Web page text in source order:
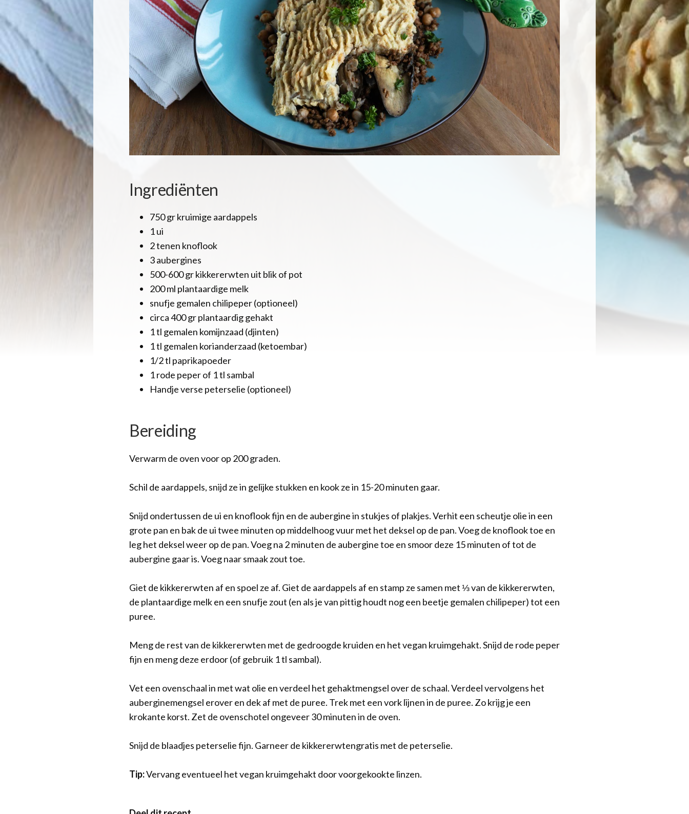
Ingrediënten
750 gr kruimige aardappels
1 ui
2 tenen knoflook
3 aubergines
500-600 gr kikkererwten uit blik of pot
200 ml plantaardige melk
snufje gemalen chilipeper (optioneel)
circa 400 gr plantaardig gehakt
1 tl gemalen komijnzaad (djinten)
1 tl gemalen korianderzaad (ketoembar)
1/2 tl paprikapoeder
1 rode peper of 1 tl sambal
Handje verse peterselie (optioneel)
Bereiding
Verwarm de oven voor op 200 graden.
Schil de aardappels, snijd ze in gelijke stukken en kook ze in 15-20 minuten gaar.
Snijd ondertussen de ui en knoflook fijn en de aubergine in stukjes of plakjes. Verhit een scheutje olie in een
grote pan en bak de ui twee minuten op middelhoog vuur met het deksel op de pan. Voeg de knoflook toe en
leg het deksel weer op de pan. Voeg na 2 minuten de aubergine toe en smoor deze 15 minuten of tot de
aubergine gaar is. Voeg naar smaak zout toe.
Giet de kikkererwten af en spoel ze af. Giet de aardappels af en stamp ze samen met ⅓ van de kikkererwten,
de plantaardige melk en een snufje zout (en als je van pittig houdt nog een beetje gemalen chilipeper) tot een
puree.
Meng de rest van de kikkererwten met de gedroogde kruiden en het vegan kruimgehakt. Snijd de rode peper
fijn en meng deze erdoor (of gebruik 1 tl sambal).
Vet een ovenschaal in met wat olie en verdeel het gehaktmengsel over de schaal. Verdeel vervolgens het
auberginemengsel erover en dek af met de puree. Trek met een vork lijnen in de puree. Zo krijg je een
krokante korst. Zet de ovenschotel ongeveer 30 minuten in de oven.
Snijd de blaadjes peterselie fijn. Garneer de kikkererwtengratis met de peterselie.
Tip:Vervang eventueel het vegan kruimgehakt door voorgekookte linzen.